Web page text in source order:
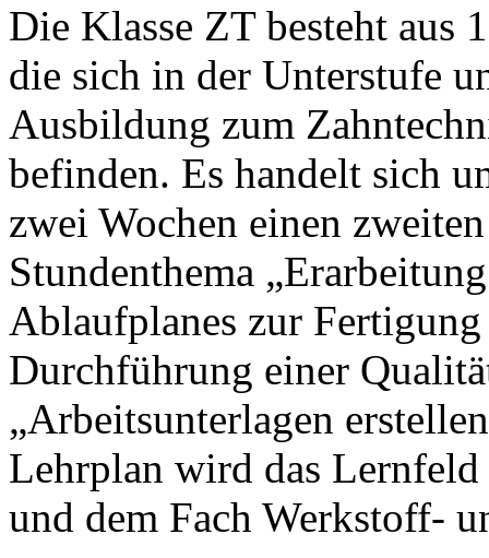
Die Klasse ZT besteht aus
die sich in der Unterstufe
Ausbildung zum
befinden. Es handelt sich
zwei Wochen einen
Stundenthema
Ablaufplanes zur
Durchführung einer
„Arbeitsunterlagen
Lehrplan wird das
und dem Fach Werkstoff-